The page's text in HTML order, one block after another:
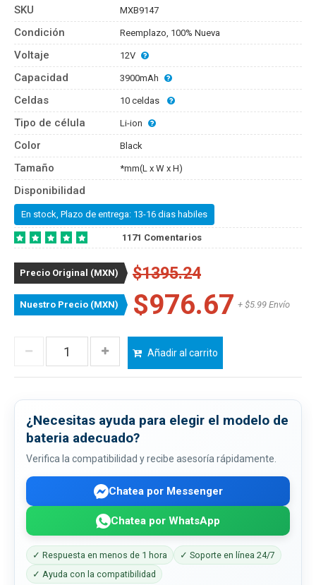
SKU MXB9147
Condición Reemplazo, 100% Nueva
Voltaje 12V
Capacidad 3900mAh
Celdas 10 celdas
Tipo de célula Li-ion
Color Black
Tamaño *mm(L x W x H)
Disponibilidad
En stock, Plazo de entrega: 13-16 dias habiles
1171 Comentarios
Precio Original (MXN) $1395.24
Nuestro Precio (MXN) $976.67 + $5.99 Envío
Añadir al carrito
¿Necesitas ayuda para elegir el modelo de
bateria adecuado?
Verifica la compatibilidad y recibe asesoría rápidamente.
Chatea por Messenger
Chatea por WhatsApp
✓ Respuesta en menos de 1 hora
✓ Soporte en línea 24/7
✓ Ayuda con la compatibilidad